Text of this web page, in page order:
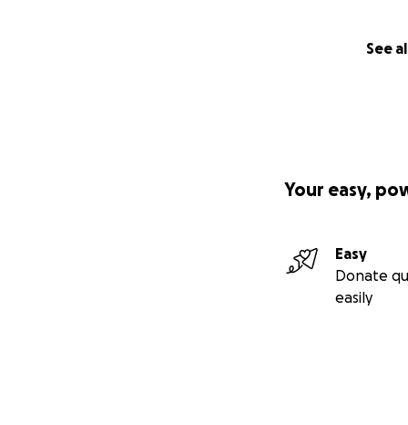
See
Your easy,
Easy
Donate
easily